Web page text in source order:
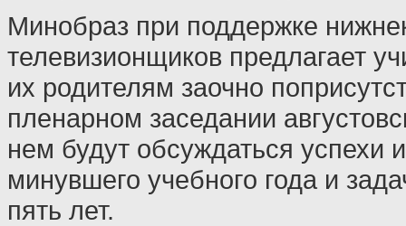
Минобраз при поддержке
телевизионщиков предлагает
их родителям заочно
пленарном заседании
нем будут обсуждаться успехи
минувшего учебного года и
пять лет.